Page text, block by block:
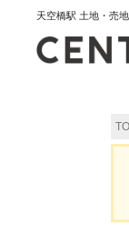
天空橋駅 土地・売